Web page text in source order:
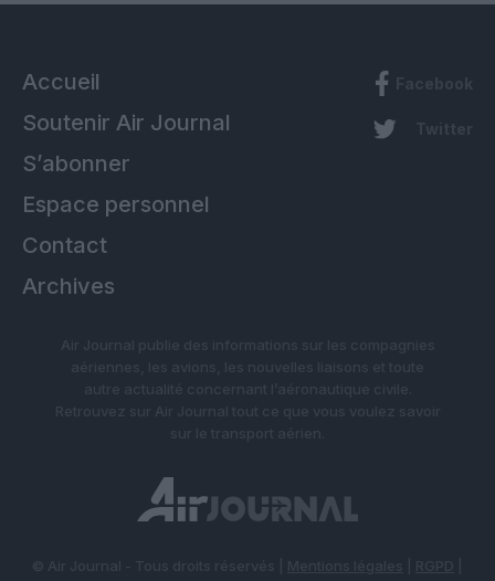
Accueil
Soutenir Air Journal
S’abonner
Espace personnel
Contact
Archives